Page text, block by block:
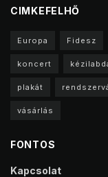
CIMKEFELHŐ
Europa Fidesz
koncert
plakát
vásárlás
FONTOS
Kapcsolat